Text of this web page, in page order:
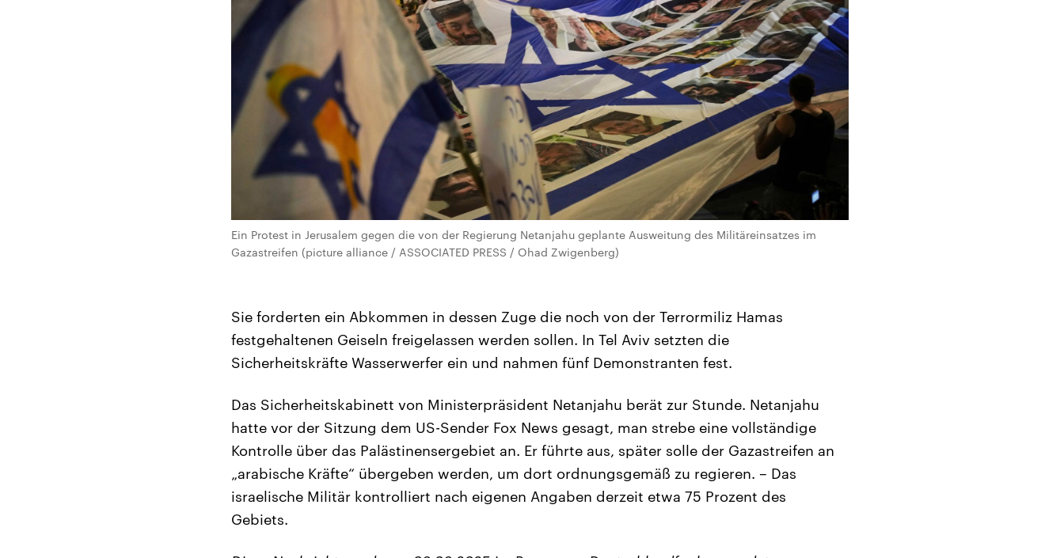
Ein Protest in Jerusalem gegen die von der Regierung Netanjahu geplante Ausweitung des Militäreinsatzes im
Gazastreifen (picture alliance / ASSOCIATED PRESS / Ohad Zwigenberg)
Sie forderten ein Abkommen in dessen Zuge die noch von der Terrormiliz Hamas
festgehaltenen Geiseln freigelassen werden sollen. In Tel Aviv setzten die
Sicherheitskräfte Wasserwerfer ein und nahmen fünf Demonstranten fest.
Das Sicherheitskabinett von Ministerpräsident Netanjahu berät zur Stunde. Netanjahu
hatte vor der Sitzung dem US-Sender Fox News gesagt, man strebe eine vollständige
Kontrolle über das Palästinensergebiet an. Er führte aus, später solle der Gazastreifen an
„arabische Kräfte“ übergeben werden, um dort ordnungsgemäß zu regieren. – Das
israelische Militär kontrolliert nach eigenen Angaben derzeit etwa 75 Prozent des
Gebiets.